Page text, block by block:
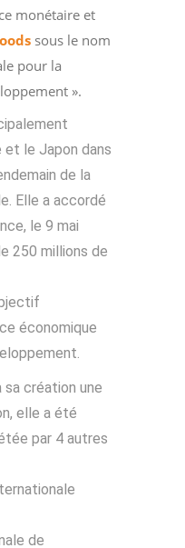
monétaire et
sous le nom
pour la
».
et le Japon dans
de la
Elle a accordé
le 9 mai
250 millions de
économique
création une
elle a été
par 4 autres
de